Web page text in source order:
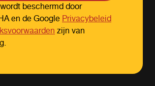
beschermd door
en de GooglePrivacybeleid
zijn van